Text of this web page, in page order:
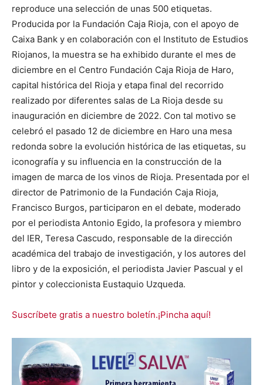
reproduce una selección de unas 500 etiquetas.
Producida por la Fundación Caja Rioja, con el apoyo de
Caixa Bank y en colaboración con el Instituto de Estudios
Riojanos, la muestra se ha exhibido durante el mes de
diciembre en el Centro Fundación Caja Rioja de Haro,
capital histórica del Rioja y etapa final del recorrido
realizado por diferentes salas de La Rioja desde su
inauguración en diciembre de 2022. Con tal motivo se
celebró el pasado 12 de diciembre en Haro una mesa
redonda sobre la evolución histórica de las etiquetas, su
iconografía y su influencia en la construcción de la
imagen de marca de los vinos de Rioja. Presentada por el
director de Patrimonio de la Fundación Caja Rioja,
Francisco Burgos, participaron en el debate, moderado
por el periodista Antonio Egido, la profesora y miembro
del IER, Teresa Cascudo, responsable de la dirección
académica del trabajo de investigación, y los autores del
libro y de la exposición, el periodista Javier Pascual y el
pintor y coleccionista Eustaquio Uzqueda.
Suscríbete gratis a nuestro boletín.¡Pincha aquí!